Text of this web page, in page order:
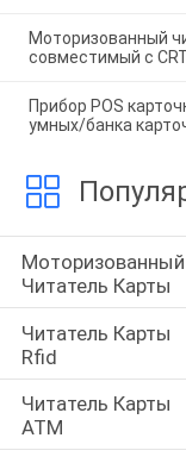
Моторизованный
совместимый с
Прибор POS
умных/банка
Моторизованный
Читатель Карты
Читатель Карты
Rfid
Читатель Карты
ATM